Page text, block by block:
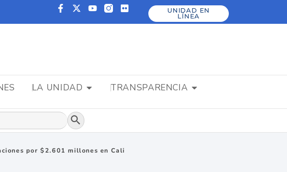
UNIDAD EN
LÍNEA
LA UNIDAD TRANSPARENCIA
Botón de búsqueda
por $2.601 millones en Cali